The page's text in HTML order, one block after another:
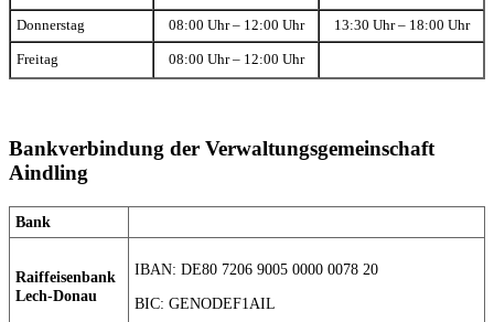
Donnerstag 08:00 Uhr – 12:00 Uhr 13:30 Uhr – 18:00 Uhr
Freitag 08:00 Uhr – 12:00 Uhr
Bankverbindung der Verwaltungsgemeinschaft
Aindling
Bank
Raiffeisenbank
Lech-Donau
IBAN: DE80 7206 9005 0000 0078 20
BIC: GENODEF1AIL